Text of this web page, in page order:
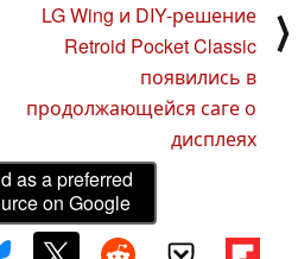
LG Wing и DIY-решение
Retroid Pocket Classic
появились в
продолжающейся саге о
дисплеях
⟩
as a preferred
on Google